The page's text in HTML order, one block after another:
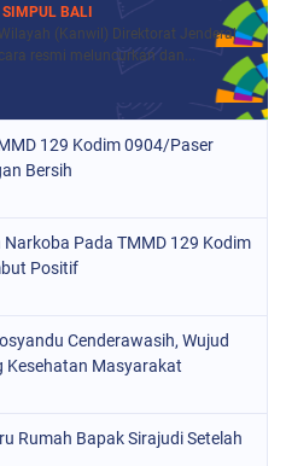
SIMPUL BALI
(Kanwil) Direktorat Jenderal
resmi meluncurkan dan...
129 Kodim 0904/Paser
Bersih
Pada TMMD 129 Kodim
Positif
Cenderawasih, Wujud
Kesehatan Masyarakat
Rumah Bapak Sirajudi Setelah